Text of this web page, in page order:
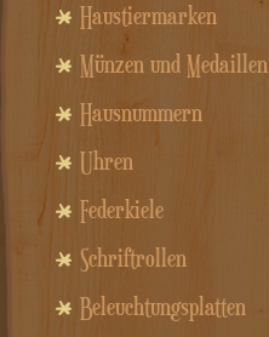
Haustiermarken
Münzen und Medaillen
Hausnummern
Uhren
Federkiele
Schriftrollen
Beleuchtungsplatten